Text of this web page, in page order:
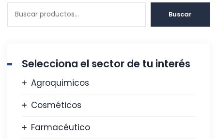
Buscar
Selecciona el sector de tu interés
Agroquimicos
Cosméticos
Farmacéutico